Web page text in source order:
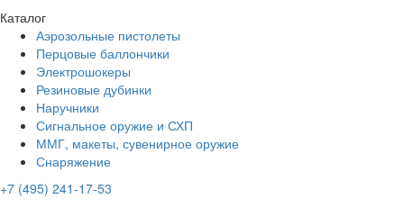
Каталог
Аэрозольные пистолеты
Перцовые баллончики
Электрошокеры
Резиновые дубинки
Наручники
Сигнальное оружие и СХП
ММГ, макеты, сувенирное оружие
Снаряжение
+7 (495) 241-17-53